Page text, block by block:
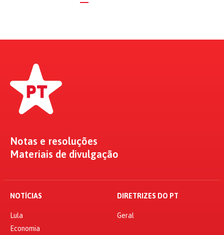
Notas e resoluções
Materiais de divulgação
NOTÍCIAS
Lula
Economia
DIRETRIZES DO PT
Geral